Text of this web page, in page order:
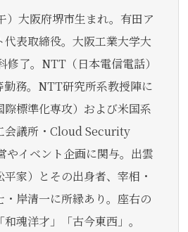
）大阪府堺市生まれ。有田ア
代表取締役。大阪工業大学大
修了。NTT（日本電信電話）
勤務。NTT研究所系教授陣に
標準化専攻）および米国系
会議所・Cloud Security
イベント企画に関与。出雲
家）とその出身者、宰相・
岸清一に所縁あり。座右の
魂洋才」「古今東西」。